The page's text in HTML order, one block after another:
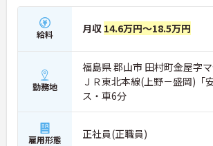
給料 月収 14.6万円～18.5万円
勤務地
福島県 郡山市 田村町金屋字
ＪＲ東北本線(上野－盛岡)「
ス・車6分
雇用形態 正社員(正職員)